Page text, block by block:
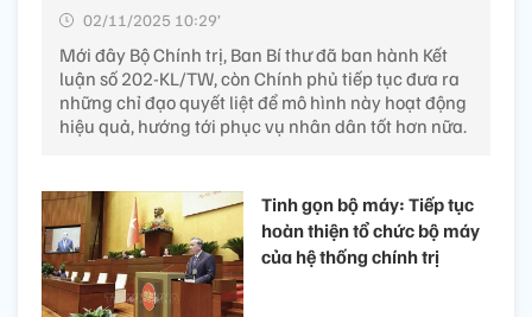
02/11/2025 10:29’
Mới đây Bộ Chính trị, Ban Bí thư đã ban hành Kết
luận số 202-KL/TW, còn Chính phủ tiếp tục đưa ra
những chỉ đạo quyết liệt để mô hình này hoạt động
hiệu quả, hướng tới phục vụ nhân dân tốt hơn nữa.
Tinh gọn bộ máy: Tiếp tục
hoàn thiện tổ chức bộ máy
của hệ thống chính trị